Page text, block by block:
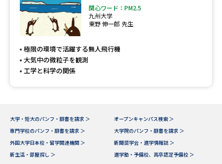
関心ワード：PM2.5
九州大学
東野 伸一郎 先生
極限の環境で活躍する無人飛行機
大気中の微粒子を観測
工学と科学の関係
大学・短大のパンフ・願書を請求 ＞
オープンキャンパス検索 ＞
専門学校のパンフ・願書を請求 ＞
大学院のパンフ・願書を請求 ＞
外国大学日本校・留学関連機関 ＞
新聞奨学会・進学情報誌 ＞
新生活・部屋探し ＞
進学塾・予備校、高卒認定予備校 ＞